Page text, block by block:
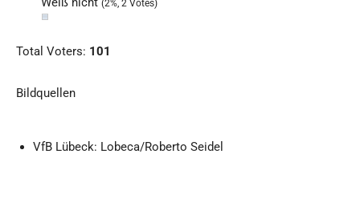
(2%, 2 Votes)
Total Voters: 101
Bildquellen
VfB Lübeck: Lobeca/Roberto Seidel